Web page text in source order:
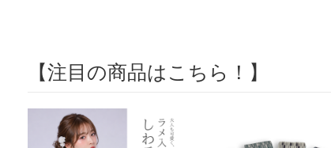
【注目の商品はこちら！】